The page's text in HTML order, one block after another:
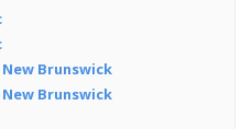
Brunswick
Brunswick